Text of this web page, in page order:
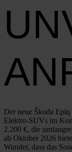
Der neue Ško­da
Elek­­t­ro-SUVs im
2.200 €, die
ab Okto­ber 2026
Wun­der, dass das